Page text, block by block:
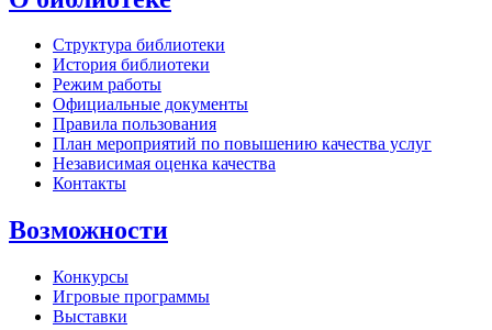
Структура библиотеки
История библиотеки
Режим работы
Официальные документы
Правила пользования
План мероприятий по повышению качества услуг
Независимая оценка качества
Контакты
Возможности
Конкурсы
Игровые программы
Выставки